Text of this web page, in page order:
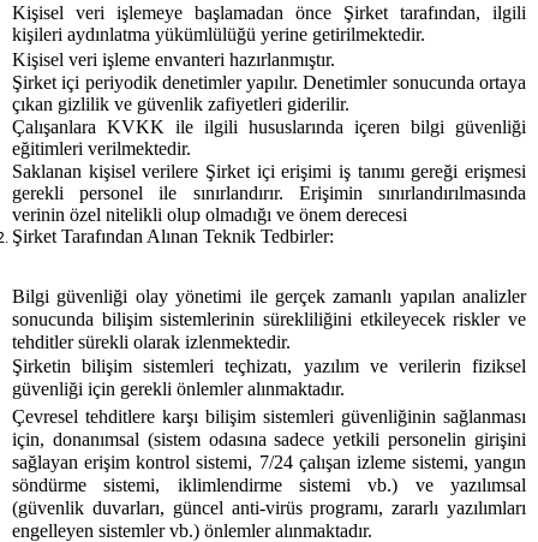
Kişisel veri işlemeye başlamadan önce Şirket tarafından, ilgili
kişileri aydınlatma yükümlülüğü yerine getirilmektedir.
Kişisel veri işleme envanteri hazırlanmıştır.
Şirket içi periyodik denetimler yapılır. Denetimler sonucunda ortaya
çıkan gizlilik ve güvenlik zafiyetleri giderilir.
Çalışanlara KVKK ile ilgili hususlarında içeren bilgi güvenliği
eğitimleri verilmektedir.
Saklanan kişisel verilere Şirket içi erişimi iş tanımı gereği erişmesi
gerekli personel ile sınırlandırır. Erişimin sınırlandırılmasında
verinin özel nitelikli olup olmadığı ve önem derecesi
Şirket Tarafından Alınan Teknik Tedbirler:
Bilgi güvenliği olay yönetimi ile gerçek zamanlı yapılan analizler
sonucunda bilişim sistemlerinin sürekliliğini etkileyecek riskler ve
tehditler sürekli olarak izlenmektedir.
Şirketin bilişim sistemleri teçhizatı, yazılım ve verilerin fiziksel
güvenliği için gerekli önlemler alınmaktadır.
Çevresel tehditlere karşı bilişim sistemleri güvenliğinin sağlanması
için, donanımsal (sistem odasına sadece yetkili personelin girişini
sağlayan erişim kontrol sistemi, 7/24 çalışan izleme sistemi, yangın
söndürme sistemi, iklimlendirme sistemi vb.) ve yazılımsal
(güvenlik duvarları, güncel anti-virüs programı, zararlı yazılımları
engelleyen sistemler vb.) önlemler alınmaktadır.